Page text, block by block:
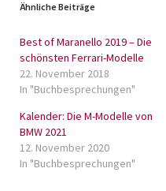
Ähnliche Beiträge
Best of Maranello 2019 – Die
schönsten Ferrari-Modelle
22. November 2018
In "Buchbesprechungen"
Kalender: Die M-Modelle von
BMW 2021
12. November 2020
In "Buchbesprechungen"